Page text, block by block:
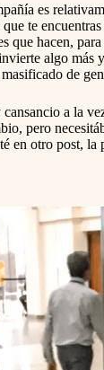
es
te
que hacen,
algo
de
a la
pero
en otro post,